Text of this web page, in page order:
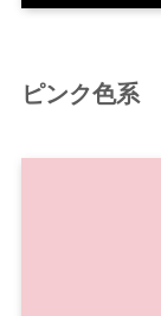
ピンク色系